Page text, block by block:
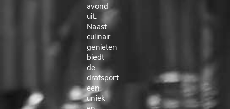
avond
uit.
Naast
culinair
genieten
biedt
de
drafsport
een
uniek